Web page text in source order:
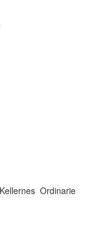
Ordinarie